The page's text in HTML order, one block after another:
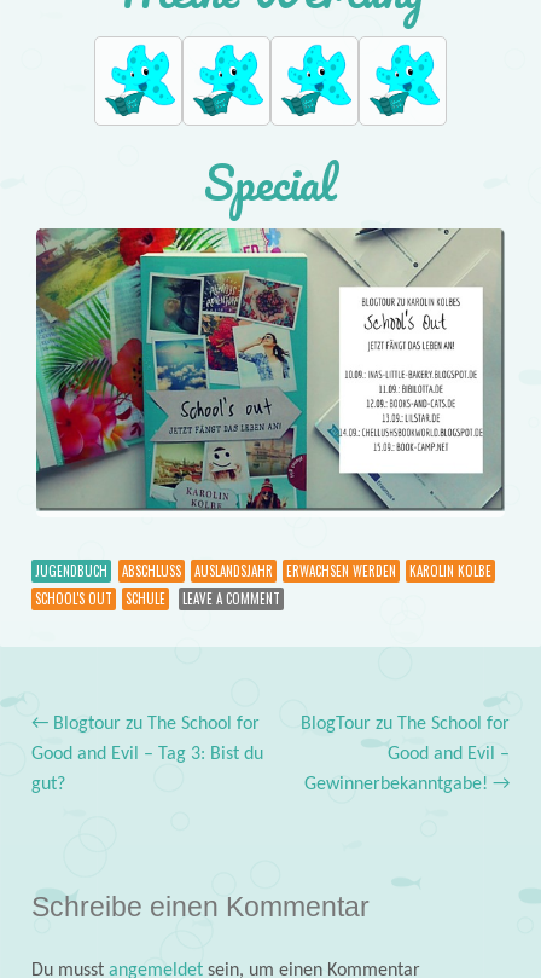
Special
JUGENDBUCH ABSCHLUSS AUSLANDSJAHR ERWACHSEN WERDEN
KAROLIN KOLBE
SCHOOL'S OUT
SCHULE LEAVE A COMMENT
Post navigation
←Blogtour zu The School for
Good and Evil – Tag 3: Bist du
gut?
BlogTour zu The School for
Good and Evil –
Gewinnerbekanntgabe!→
Schreibe einen Kommentar
Du musst angemeldetsein, um einen Kommentar